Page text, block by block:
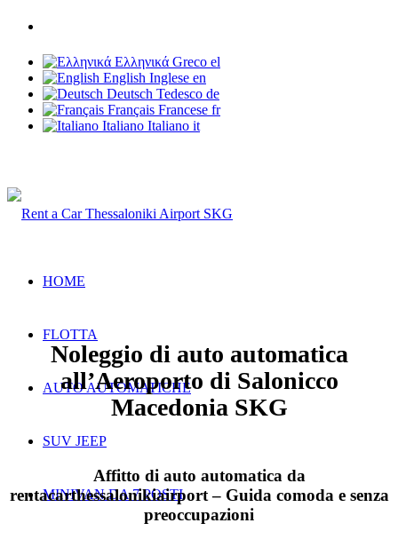
Ελληνικά Greco el
English Inglese en
Deutsch Tedesco de
Français Francese fr
Italiano Italiano it
HOME
FLOTTA
AUTO AUTOMATICHE
SUV JEEP
MINIVAN DA 7 POSTI
Noleggio di auto automatica
all’Aeroporto di Salonicco
Macedonia SKG
Affitto di auto automatica da
rentacarthessalonikiairport – Guida comoda e senza
preoccupazioni